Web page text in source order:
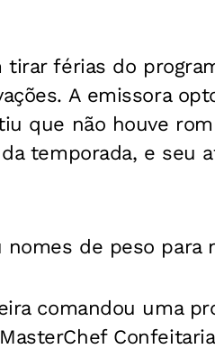
tirar férias do
A emissora
que não houve
temporada, e seu
nomes de peso
comandou uma